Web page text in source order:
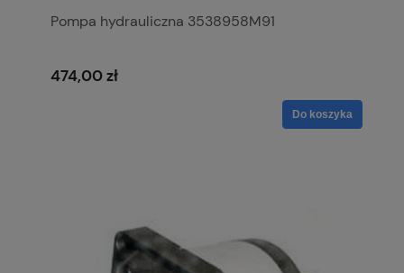
Pompa hydrauliczna 3538958M91
474,00 zł
Do koszyka